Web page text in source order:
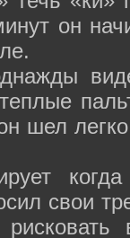
он
шел
свои